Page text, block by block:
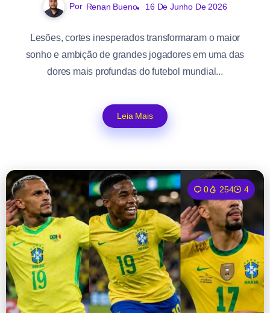
Por Renan Bueno 16 De Junho De 2026
Lesões, cortes inesperados transformaram o maior
sonho e ambição de grandes jogadores em uma das
dores mais profundas do futebol mundial...
Leia Mais
0 254 4